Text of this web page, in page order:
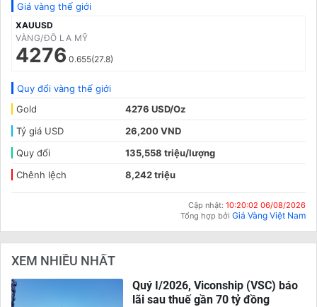
Giá vàng thế giới
XAUUSD
VÀNG/ĐÔ LA MỸ
4276 0.655(27.8)
Quy đổi vàng thế giới
Gold
4276 USD/Oz
Tỷ giá USD
26,200 VND
Quy đổi
135,558 triệu/lượng
Chênh lệch
8,242 triệu
Cập nhật: 10:20:02 06/08/2026
Tổng hợp bởi Giá Vàng Việt Nam
XEM NHIỀU NHẤT
Quý I/2026, Viconship (VSC) báo
lãi sau thuế gần 70 tỷ đồng